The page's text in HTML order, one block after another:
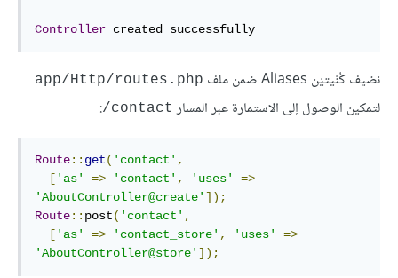
Controller created successfully
نضيف كُنْيتيْن Aliases ضمن ملف app/Http/routes.php
لتمكين الوصول إلى الاستمارة عبر المسار contact/
:
Route:: get( 'contact' ,
[ 'as' => 'contact' , 'uses'
=>
'AboutController@create' ]);
Route:: post( 'contact' ,
[ 'as' => 'contact_store' , 'uses'
=>
'AboutController@store' ]);